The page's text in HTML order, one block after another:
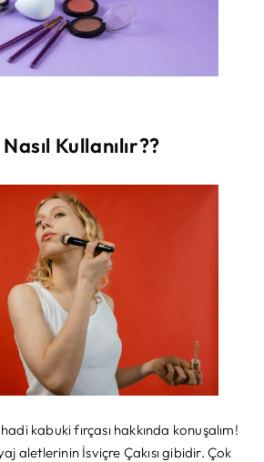
Kullanılır??
kabuki fırçası hakkında konuşalım!
aletlerinin İsviçre Çakısı gibidir. Çok